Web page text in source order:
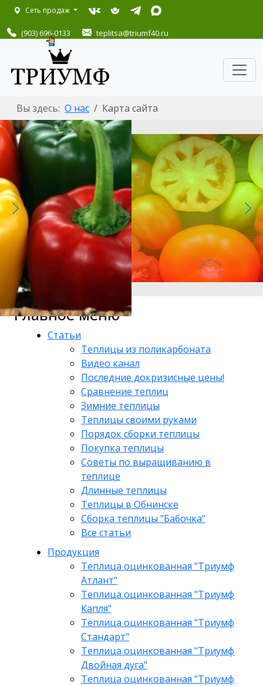
Сеть продаж
(903) 696-0133 teplitsa@triumf40.ru
Вы здесь: О нас Карта сайта
Главное меню
Статьи
Теплицы из поликарбоната
Видео канал
Последние докризисные цены!
Сравнение теплиц
Зимние теплицы
Теплицы своими руками
Порядок сборки теплицы
Покупка теплицы
Советы по выращиванию в
теплице
Длинные теплицы
Теплицы в Обнинске
Сборка теплицы "Бабочка"
Все статьи
Продукция
Теплица оцинкованная "Триумф
Атлант"
Теплица оцинкованная "Триумф
Капля"
Теплица оцинкованная "Триумф
Стандарт"
Теплица оцинкованная "Триумф
Двойная дуга"
Теплица оцинкованная "Триумф